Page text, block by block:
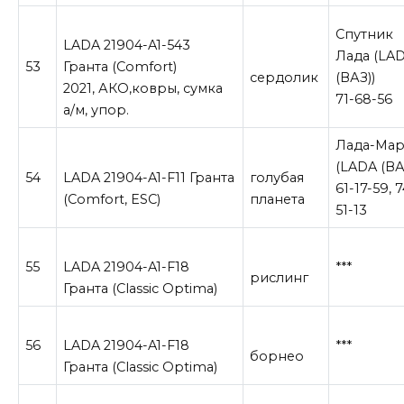
53
LADA 21904-A1-543
Гранта (Comfort)
2021, АКО,ковры, сумка
а/м, упор.
сердолик
Спутник
Лада
(ВАЗ))
71-68-56
54
LADA 21904-A1-F11 Гранта
(Comfort, ESC)
голубая
планета
Лада-
(LADA
61-17-59,
51-13
55
LADA 21904-A1-F18
Гранта (Classic Optima)
рислинг
***
56
LADA 21904-A1-F18
Гранта (Classic Optima)
борнео
***